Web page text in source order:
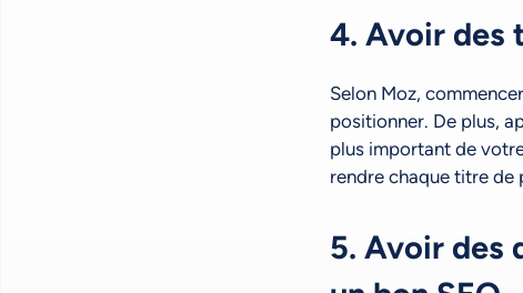
4. Avoir des
Selon Moz,
positionner. De plus,
plus important de
rendre chaque titre de
5. Avoir des